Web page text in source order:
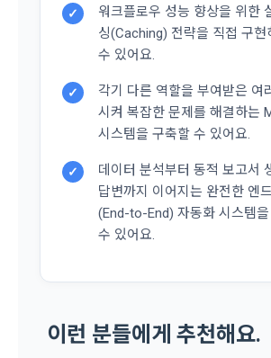
4. 페이스북 등 외부서비스와의 연동을 통해
경우, 본 약관과 개인정보취급방침, 서비스 제
사”가 “회원”의 외부 서비스 계정 정보 접근
“회원”에게 통지함으로써 이용계약이 성립
5. “회원”은 이용계약 성립 후, 당사의 동의
를 변경할 수 없다.
6. 약관 및 실정법 위반 시 “회원”의 서비스
제 6 조 (개인정보)
령 및 본 약관에서 정한 바에 의한다.
원” 및 “인재회원”이 “서비스”를 이용하며 제
수집할 수 있다.
나. 개인정보 수집방법
에 대해 동의를 하고 직접 정보를 입력하는
2) 데이콘 인재풀 등록, 기업 요금 정산, 이
문의 등의 방법으로 수집
3) 운영자를 통한 문의 과정에서 웹페이지,
을 통해 개인정보가 수집
✓
워크플로우 성능 향상을 위한
싱(Caching) 전략을 직접 구현
수 있어요.
✓
각기 다른 역할을 부여받은 여
시켜 복잡한 문제를 해결하는
시스템을 구축할 수 있어요.
✓
데이터 분석부터 동적 보고서
답변까지 이어지는 완전한 엔
(End-to-End) 자동화 시스템
수 있어요.
이런 분들에게 추천해요.